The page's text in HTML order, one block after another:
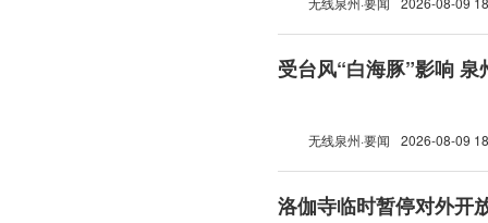
受台风“白海豚”影响
无线泉州·要闻 2026-08-09
洛伽寺临时暂停对外开